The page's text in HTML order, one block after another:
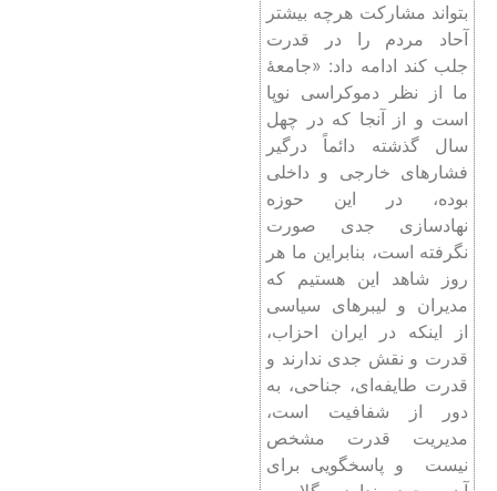
بتواند مشارکت هرچه بیشتر
آحاد مردم را در قدرت
جلب کند ادامه داد: «جامعۀ
ما از نظر دموکراسی نوپا
است و از آنجا که در چهل
سال گذشته دائماً درگیر
فشارهای خارجی و داخلی
بوده، در این حوزه
نهادسازی جدی صورت
نگرفته است، بنابراین ما هر
روز شاهد این هستیم که
مدیران و لیبرهای سیاسی
از اینکه در ایران احزاب،
قدرت و نقش جدی ندارند و
قدرت طایفه‌ای، جناحی، به
دور از شفافیت است،
مدیریت قدرت مشخص
نیست و پاسخگویی برای